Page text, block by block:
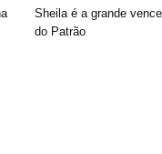
Sheila é a grande
do Patrão